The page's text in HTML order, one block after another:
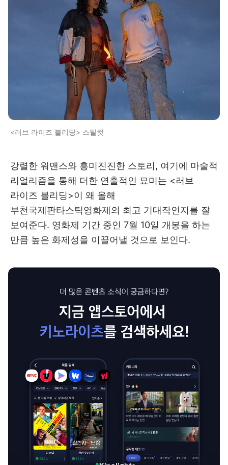
<러브 라이즈 블리딩> 스틸컷
강렬한 워맨스와 흥미진진한 스토리, 여기에 마술적
리얼리즘을 통해 더한 연출적인 묘미는 <러브
라이즈 블리딩>이 왜 올해
부천국제판타스틱영화제의 최고 기대작인지를 잘
보여준다. 영화제 기간 중인 7월 10일 개봉을 하는
만큼 높은 화제성을 이끌어낼 것으로 보인다.